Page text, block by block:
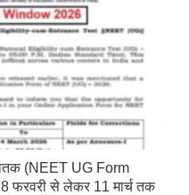
(NEET UG Form
8 फरवरी से लेकर 11 मार्च तक